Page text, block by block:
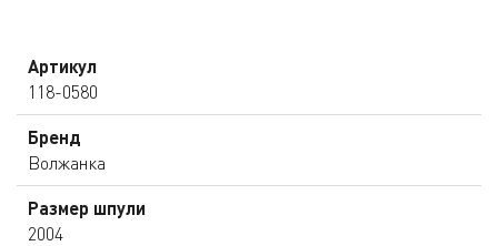
Артикул
118-0580
Бренд
Волжанка
Размер шпули
2004